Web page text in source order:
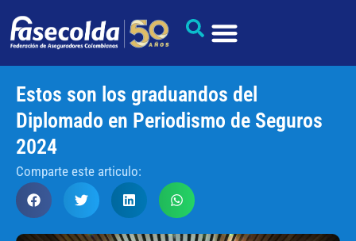
Estos son los graduandos del
Diplomado en Periodismo de Seguros
2024
Comparte este articulo: